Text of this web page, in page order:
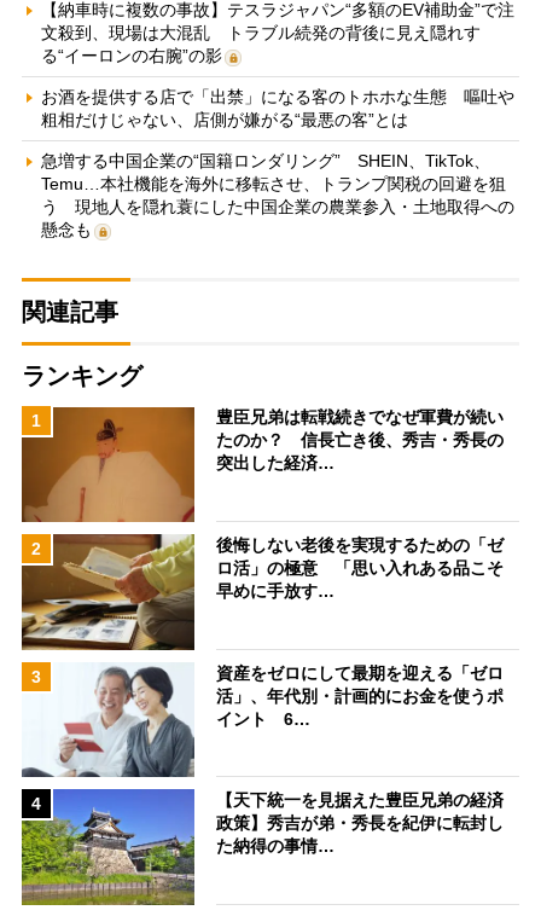
【納車時に複数の事故】テスラジャパン“多額のEV補助金”で注
文殺到、現場は大混乱 トラブル続発の背後に見え隠れす
る“イーロンの右腕”の影
お酒を提供する店で「出禁」になる客のトホホな生態 嘔吐や
粗相だけじゃない、店側が嫌がる“最悪の客”とは
急増する中国企業の“国籍ロンダリング” SHEIN、TikTok、
Temu…本社機能を海外に移転させ、トランプ関税の回避を狙
う 現地人を隠れ蓑にした中国企業の農業参入・土地取得への
懸念も
関連記事
ランキング
1
豊臣兄弟は転戦続きでなぜ軍費が続い
たのか？ 信長亡き後、秀吉・秀長の
突出した経済…
2
後悔しない老後を実現するための「ゼ
ロ活」の極意 「思い入れある品こそ
早めに手放す…
3
資産をゼロにして最期を迎える「ゼロ
活」、年代別・計画的にお金を使うポ
イント 6…
4
【天下統一を見据えた豊臣兄弟の経済
政策】秀吉が弟・秀長を紀伊に転封し
た納得の事情…